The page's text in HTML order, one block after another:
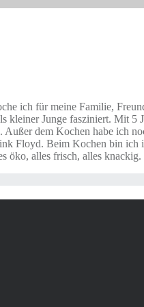
ich für meine Familie,
Junge fasziniert. Mit 5
dem Kochen habe ich
Floyd. Beim Kochen bin
öko, alles frisch, alles